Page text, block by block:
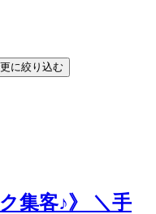
に絞り込む
集客♪》 ＼手